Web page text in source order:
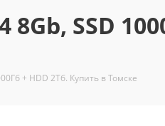
SSD
+ HDD 2Тб. Купить в Томске